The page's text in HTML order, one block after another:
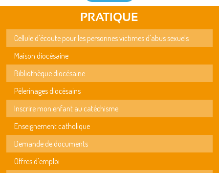
PRATIQUE
Cellule d'écoute pour les personnes victimes d'abus sexuels
Maison diocésaine
Bibliothèque diocésaine
Pèlerinages diocésains
Inscrire mon enfant au catéchisme
Enseignement catholique
Demande de documents
Offres d'emploi